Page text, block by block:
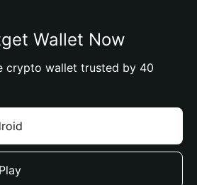
Wallet Now
crypto wallet trusted by 40